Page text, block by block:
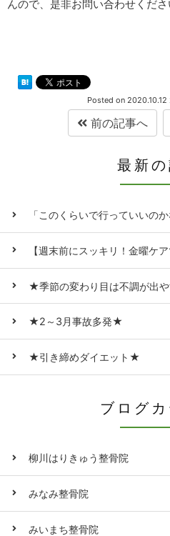
んので、是非お問い合わせくだ
Posted on
前の記事へ
最新
「このくらいで行っていいの
【週末前にスッキリ！金曜ケ
★季節の変わり目は不調が出
★2～3月事故多発★
★引き締めダイエット★
ブログカ
柳川はりきゅう整骨院
みなみ整骨院
みいまち整骨院